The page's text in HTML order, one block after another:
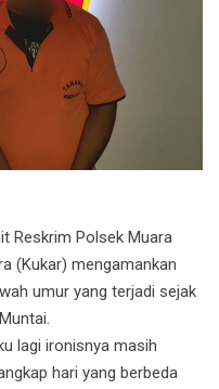
Reskrim Polsek Muara
(Kukar) mengamankan
umur yang terjadi sejak
lagi ironisnya masih
hari yang berbeda